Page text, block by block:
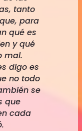
tanto
para
qué es
y qué
mal.
digo es
no todo
se
que
cada